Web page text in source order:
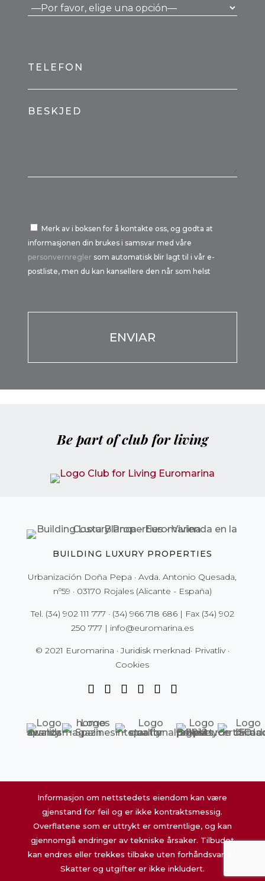
TELEFON
BESKJED
Merk av i boksen for å kontakte oss, og godta at
informasjonen din brukes i samsvar med våre
personvernregler som automatisk blir lagt til i vår e-
postliste, men du kan kansellere den når som helst
Be part of club for living
BUILDING LUXURY PROPERTIES
Urbanización Doña Pepa · Avda. Antonio Quesada,
nº59 · 03170 Rojales (Alicante - España)
Tel. (34) 902 111 777 · (34) 966 718 686| Fax (34) 902
250 777 | info@euromarina.es
© 2021 Euromarina ·Juridisk merknad· Privatliv·
Cookies
Informasjon om nettstedets eiendom kan være
gjenstand for feil og er ikke kontraktsmessig.
Overflatene som er uttrykt er omtrentlige, og kan
gjennomgå endringer av tekniske årsaker. Tilbudet
kan endres eller trekkes tilbake uten forhåndsvarsel.
Skatter og utgifter er ikke inkludert.